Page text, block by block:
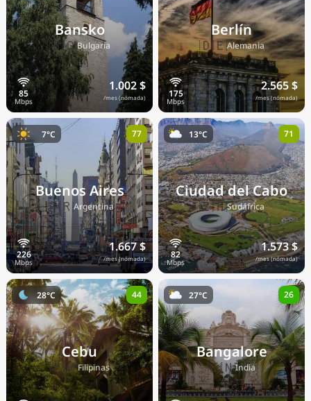
Bansko
🇧🇬Bulgaria
1.002 $
/mes (nómada)
Berlín
🇩🇪Alemania
2.565 $
/mes (nómada)
Buenos Aires
🇦🇷Argentina
1.667 $
/mes (nómada)
7°C 77
Ciudad del Cabo
🇿🇦Sudáfrica
1.573 $
/mes (nómada)
13°C 71
Cebu
🇵🇭Filipinas
28°C 44
Bangalore
🇮🇳India
27°C 26